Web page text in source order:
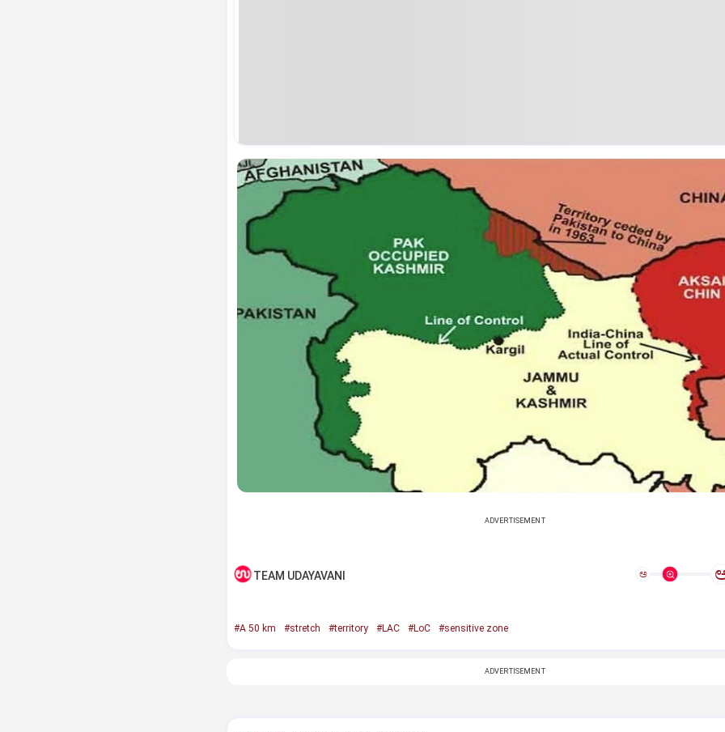
ADVERTISEMENT
TEAM UDAYAVANI ಅ
#A 50 km #stretch #territory #LAC #LoC #sensitive zone
ADVERTISEMENT